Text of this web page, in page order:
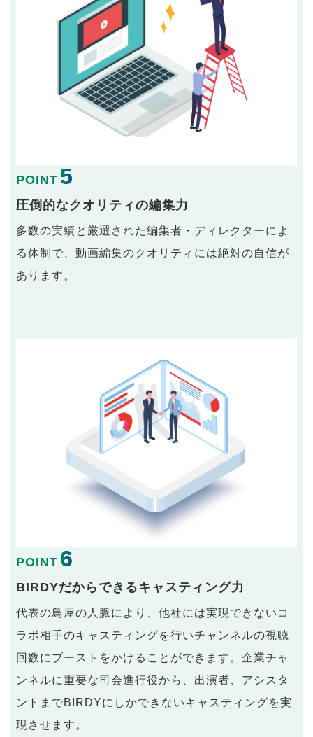
POINT 5
圧倒的なクオリティの編集力
多数の実績と厳選された編集者・ディレクターによ
る体制で、動画編集のクオリティには絶対の自信が
あります。
POINT 6
BIRDYだからできるキャスティング力
代表の鳥屋の人脈により、他社には実現できないコ
ラボ相手のキャスティングを行いチャンネルの視聴
回数にブーストをかけることができます。企業チャ
ンネルに重要な司会進行役から、出演者、アシスタ
ントまでBIRDYにしかできないキャスティングを実
現させます。